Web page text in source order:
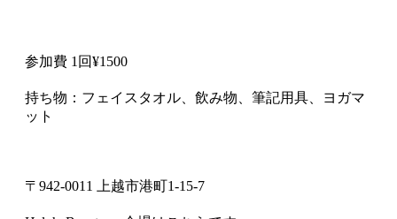
参加費 1回¥1500
持ち物：フェイスタオル、飲み物、筆記用具、ヨガマ
ット
〒942-0011 上越市港町1-15-7